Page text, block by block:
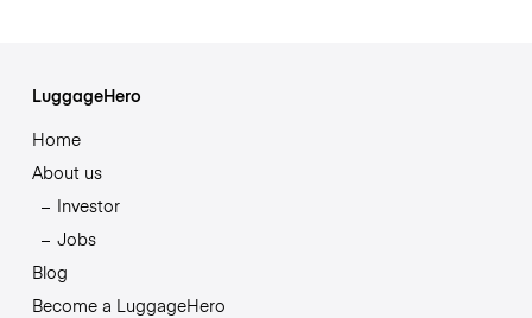
LuggageHero
Home
About us
Investor
Jobs
Blog
Become a LuggageHero